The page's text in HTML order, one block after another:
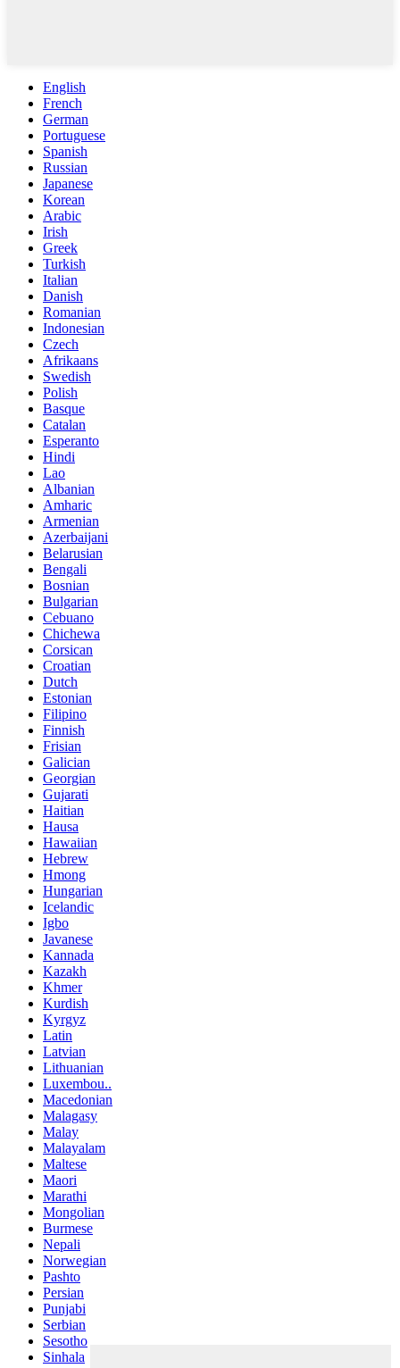
English
French
German
Portuguese
Spanish
Russian
Japanese
Korean
Arabic
Irish
Greek
Turkish
Italian
Danish
Romanian
Indonesian
Czech
Afrikaans
Swedish
Polish
Basque
Catalan
Esperanto
Hindi
Lao
Albanian
Amharic
Armenian
Azerbaijani
Belarusian
Bengali
Bosnian
Bulgarian
Cebuano
Chichewa
Corsican
Croatian
Dutch
Estonian
Filipino
Finnish
Frisian
Galician
Georgian
Gujarati
Haitian
Hausa
Hawaiian
Hebrew
Hmong
Hungarian
Icelandic
Igbo
Javanese
Kannada
Kazakh
Khmer
Kurdish
Kyrgyz
Latin
Latvian
Lithuanian
Luxembou..
Macedonian
Malagasy
Malay
Malayalam
Maltese
Maori
Marathi
Mongolian
Burmese
Nepali
Norwegian
Pashto
Persian
Punjabi
Serbian
Sesotho
Sinhala